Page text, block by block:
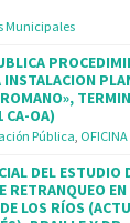
Municipales
CA-OA)
Pública,
DEL ESTUDIO
RETRANQUEO
LOS RÍOS